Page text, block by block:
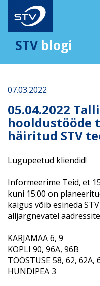
STV blogi
07.03.2022
05.04.2022
hooldustööde
häiritud STV
Lugupeetud kliendid!
Informeerime Teid, et
kuni 15:00 on
käigus võib esineda
alljärgnevatel
KARJAMAA 6, 9
KOPLI 90, 96A, 96B
TÖÖSTUSE 58, 62, 62A,
HUNDIPEA 3